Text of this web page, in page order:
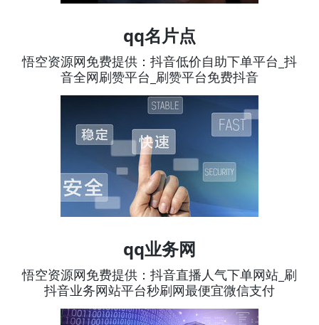
qq名片点
悟空资源网免费提供：抖音低价自助下单平台_抖
音全网刷赞平台_刷赞平台免费抖音
qq业务网
悟空资源网免费提供：抖音直播人气下单网站_刷
抖音业务网站平台秒刷网最便宜微信支付